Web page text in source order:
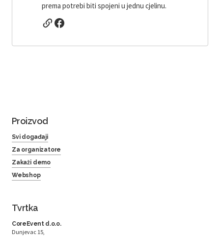
prema potrebi biti spojeni u jednu cjelinu.
Proizvod
Svi događaji
Za organizatore
Zakaži demo
Webshop
Tvrtka
CoreEvent d.o.o.
Dunjevac 15,